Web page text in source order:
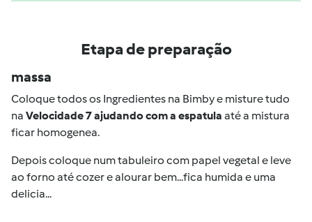
Etapa de preparação
massa
Coloque todos os Ingredientes na Bimby e misture tudo
na Velocidade 7 ajudando com a espatula até a mistura
ficar homogenea.
Depois coloque num tabuleiro com papel vegetal e leve
ao forno até cozer e alourar bem...fica humida e uma
delicia...